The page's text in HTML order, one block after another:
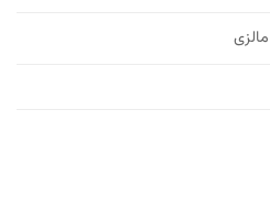
مالزی